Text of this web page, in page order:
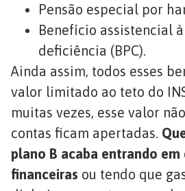
Pensão especial por
Benefício assistencial
deficiência (BPC).
Ainda assim, todos esses
valor limitado ao teto do
muitas vezes, esse valor
contas ficam apertadas.
plano B acaba entrando em
financeiras ou tendo que